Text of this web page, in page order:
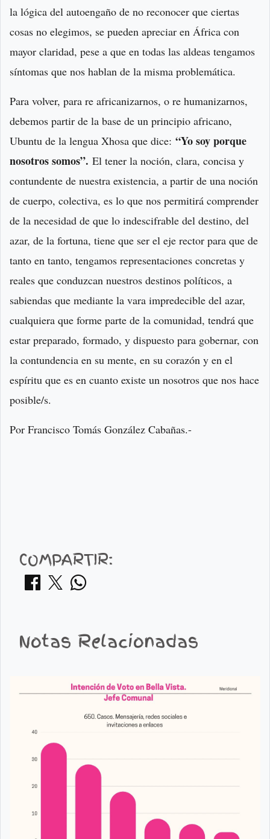
la lógica del autoengaño de no reconocer que ciertas
cosas no elegimos, se pueden apreciar en África con
mayor claridad, pese a que en todas las aldeas tengamos
síntomas que nos hablan de la misma problemática.
Para volver, para re africanizarnos, o re humanizarnos,
debemos partir de la base de un principio africano,
Ubuntu de la lengua Xhosa que dice: “Yo soy porque
nosotros somos”. El tener la noción, clara, concisa y
contundente de nuestra existencia, a partir de una noción
de cuerpo, colectiva, es lo que nos permitirá comprender
de la necesidad de que lo indescifrable del destino, del
azar, de la fortuna, tiene que ser el eje rector para que de
tanto en tanto, tengamos representaciones concretas y
reales que conduzcan nuestros destinos políticos, a
sabiendas que mediante la vara impredecible del azar,
cualquiera que forme parte de la comunidad, tendrá que
estar preparado, formado, y dispuesto para gobernar, con
la contundencia en su mente, en su corazón y en el
espíritu que es en cuanto existe un nosotros que nos hace
posible/s.
Por Francisco Tomás González Cabañas.-
COMPARTIR:
Notas Relacionadas